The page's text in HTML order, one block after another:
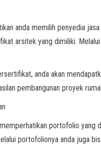
anda memilih penyedia
arsitek yang dimiliki.
anda akan
pembangunan proyek
portofolio
portofolionya anda juga